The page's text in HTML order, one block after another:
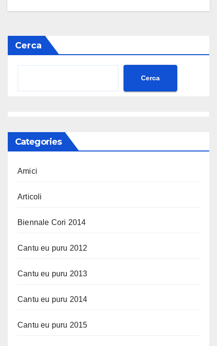
Cerca
Cerca
Categories
Amici
Articoli
Biennale Cori 2014
Cantu eu puru 2012
Cantu eu puru 2013
Cantu eu puru 2014
Cantu eu puru 2015